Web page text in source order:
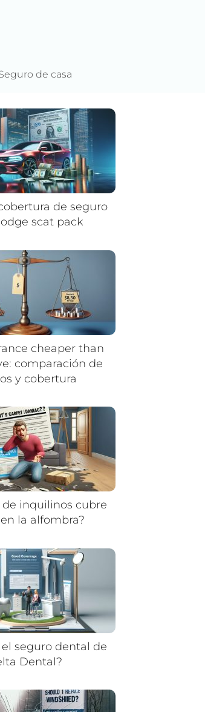
de casa
de seguro
scat pack
cheaper than
comparación de
y cobertura
de inquilinos cubre
la alfombra?
el seguro dental de
Dental?